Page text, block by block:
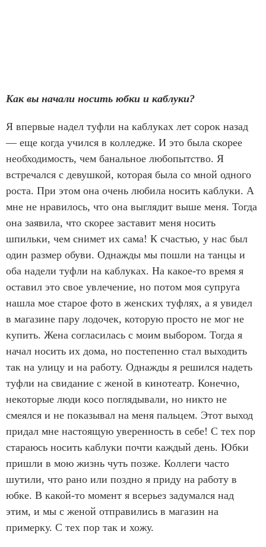
Как вы начали носить юбки и каблуки?
Я впервые надел туфли на каблуках лет сорок назад
— еще когда учился в колледже. И это была скорее
необходимость, чем банальное любопытство. Я
встречался с девушкой, которая была со мной одного
роста. При этом она очень любила носить каблуки. А
мне не нравилось, что она выглядит выше меня. Тогда
она заявила, что скорее заставит меня носить
шпильки, чем снимет их сама! К счастью, у нас был
один размер обуви. Однажды мы пошли на танцы и
оба надели туфли на каблуках. На какое-то время я
оставил это свое увлечение, но потом моя супруга
нашла мое старое фото в женских туфлях, а я увидел
в магазине пару лодочек, которую просто не мог не
купить. Жена согласилась с моим выбором. Тогда я
начал носить их дома, но постепенно стал выходить
так на улицу и на работу. Однажды я решился надеть
туфли на свидание с женой в кинотеатр. Конечно,
некоторые люди косо поглядывали, но никто не
смеялся и не показывал на меня пальцем. Этот выход
придал мне настоящую уверенность в себе! С тех пор
стараюсь носить каблуки почти каждый день. Юбки
пришли в мою жизнь чуть позже. Коллеги часто
шутили, что рано или поздно я приду на работу в
юбке. В какой-то момент я всерьез задумался над
этим, и мы с женой отправились в магазин на
примерку. С тех пор так и хожу.